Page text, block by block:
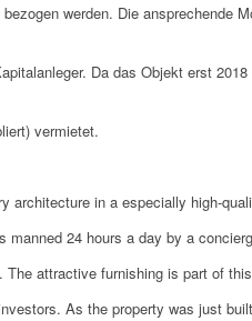
werden. Die ansprechende
Da das Objekt erst
vermietet.
architecture in a especially high-
24 hours a day by a
attractive furnishing is part of
As the property was just